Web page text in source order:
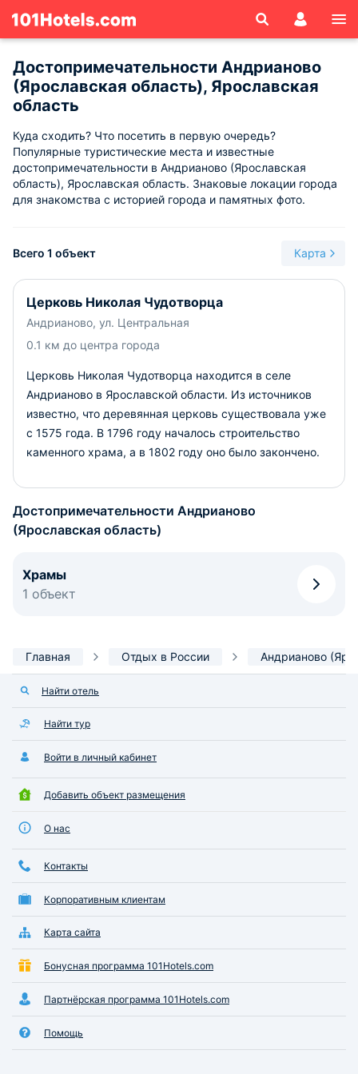
Достопримечательности Андрианово
(Ярославская область), Ярославская
область
Куда сходить? Что посетить в первую очередь?
Популярные туристические места и известные
достопримечательности в Андрианово (Ярославская
область), Ярославская область. Знаковые локации города
для знакомства с историей города и памятных фото.
Всего 1 объект Карта
Церковь Николая Чудотворца
Андрианово, ул. Центральная
0.1 км до центра города
Церковь Николая Чудотворца находится в селе
Андрианово в Ярославской области. Из источников
известно, что деревянная церковь существовала уже
с 1575 года. В 1796 году началось строительство
каменного храма, а в 1802 году оно было закончено.
Достопримечательности Андрианово
(Ярославская область)
Храмы
1 объект
Главная Отдых в России Андрианово
Найти отель
Найти тур
Войти в личный кабинет
Добавить объект размещения
О нас
Контакты
Корпоративным клиентам
Карта сайта
Бонусная программа 101Hotels.com
Партнёрская программа 101Hotels.com
Помощь